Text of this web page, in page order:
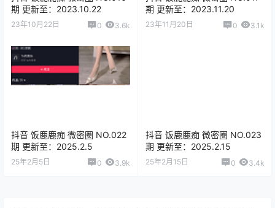
期 更新至：2023.10.22
23年10月22日 0 3.6k
期 更新至：2023.11.20
23年11月20日 0 3.1k
抖音 饭鹿鹿痴 微密圈 NO.022
期 更新至：2025.2.5
25年2月5日 0 3.9k
抖音 饭鹿鹿痴 微密圈 NO.023
期 更新至：2025.2.15
25年2月15日 0 3.4k